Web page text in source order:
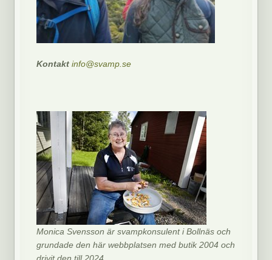
Kontaktinfo@svamp.se
Monica Svensson är svampkonsulent i Bollnäs och
grundade den här webbplatsen med butik 2004 och
drivit den till 2024.